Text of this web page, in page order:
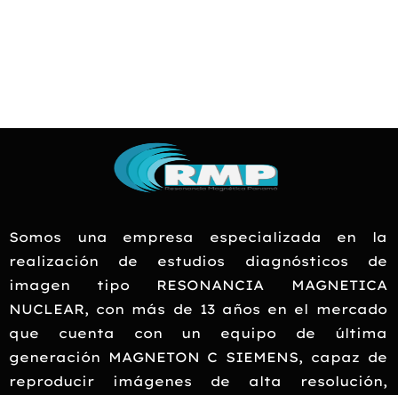
Somos una empresa especializada en la
realización de estudios diagnósticos de
imagen tipo RESONANCIA MAGNETICA
NUCLEAR, con más de 13 años en el mercado
que cuenta con un equipo de última
generación MAGNETON C SIEMENS, capaz de
reproducir imágenes de alta resolución,